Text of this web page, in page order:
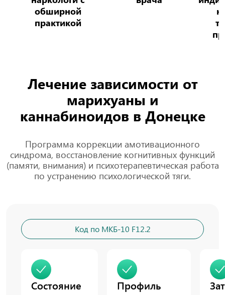
обширной
практикой
Лечение зависимости от
марихуаны и
каннабиноидов в Донецке
Программа коррекции амотивационного
синдрома, восстановление когнитивных функций
(памяти, внимания) и психотерапевтическая работа
по устранению психологической тяги.
Код по МКБ-10 F12.2
Состояние
Профиль